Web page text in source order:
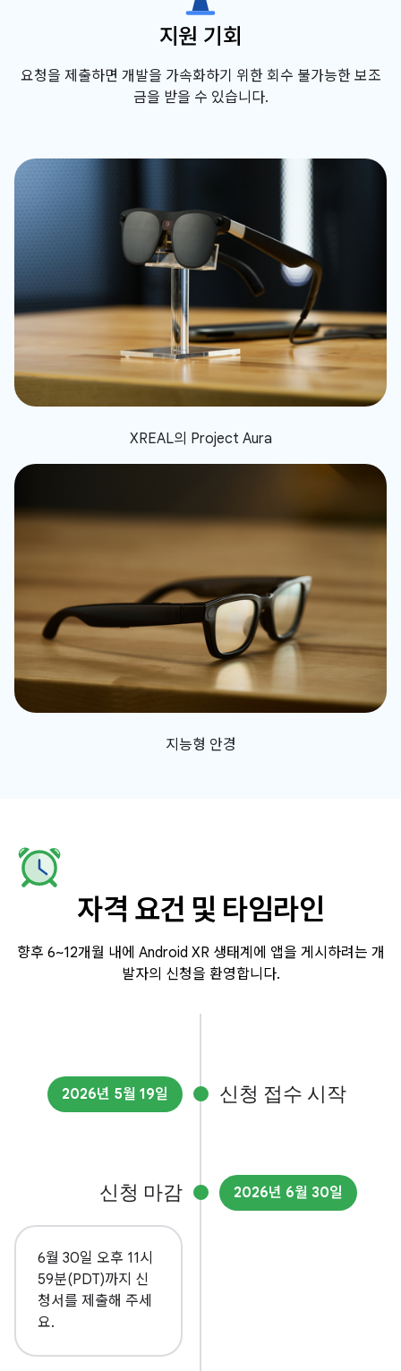
지원 기회
요청을 제출하면 개발을 가속화하기 위한 회수 불가능한 보조
금을 받을 수 있습니다.
XREAL의 Project Aura
지능형 안경
자격 요건 및 타임라인
향후 6~12개월 내에 Android XR 생태계에 앱을 게시하려는 개
발자의 신청을 환영합니다.
2026년 5월 19일 신청 접수 시작
2026년 6월 30일
신청 마감
6월 30일 오후 11시
59분(PDT)까지 신
청서를 제출해 주세
요.